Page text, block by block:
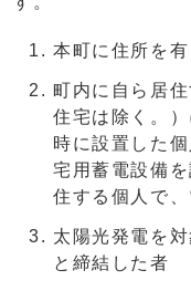
本町に住所を
町内に自ら居
住宅は除く。
時に設置した
宅用蓄電設備
住する個人で
太陽光発電を
と締結した者